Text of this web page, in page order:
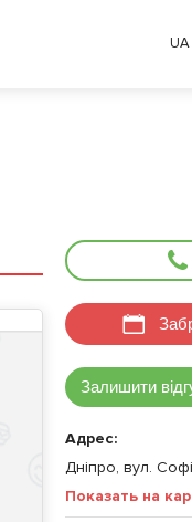
UA
Залишити
Адрес:
Дніпро, вул.
Показать на